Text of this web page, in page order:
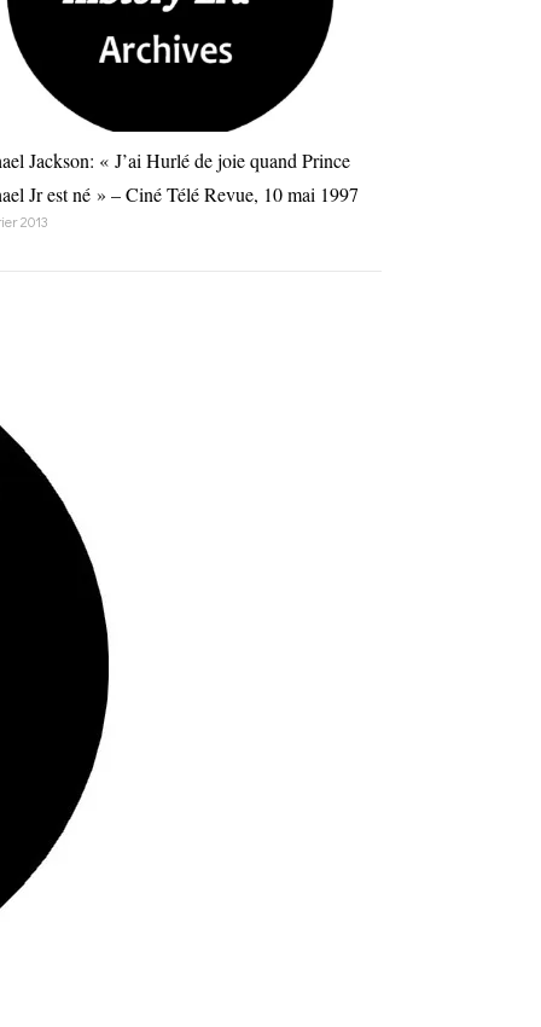
Jackson: « J’ai Hurlé de joie quand Prince
Jr est né » – Ciné Télé Revue, 10 mai 1997
2013